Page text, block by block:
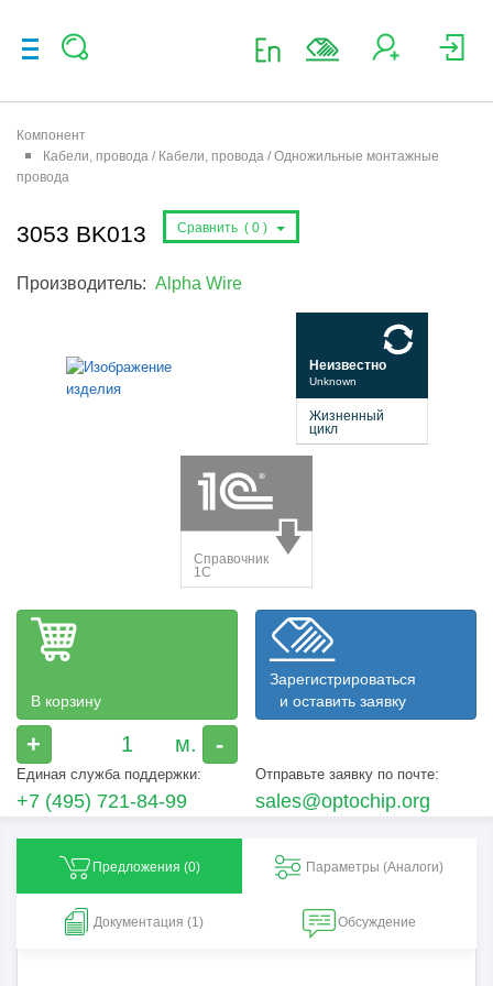
Компонент
Кабели, провода / Кабели, провода / Одножильные монтажные
провода
3053 BK013 Сравнить ( 0 )
Производитель: Alpha Wire
В корзину
+ -
Зарегистрироваться
и оставить заявку
Единая служба поддержки:
+7 (495) 721-84-99
Отправьте заявку по почте:
sales@optochip.org
Предложения (0) Параметры (Aналоги)
Документация (1) Обсуждение